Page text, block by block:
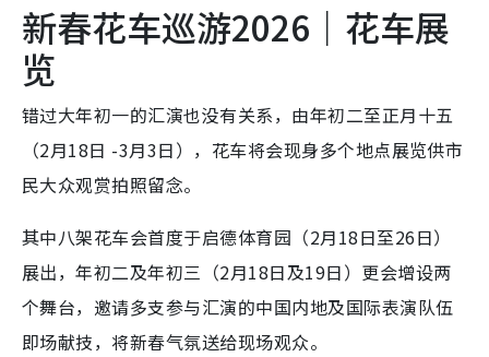
新春花车巡游2026｜花车展
览
错过大年初一的汇演也没有关系， 由年初二至正月十五
（2月18日 -3月3日），花车将会现身多个地点展览供市
民大众观赏拍照留念。
其中八架花车会首度于启德体育园（2月18日至26日）
展出，年初二及年初三（2月18日及19日）更会增设两
个舞台，邀请多支参与汇演的中国内地及国际表演队伍
即场献技，将新春气氛送给现场观众。